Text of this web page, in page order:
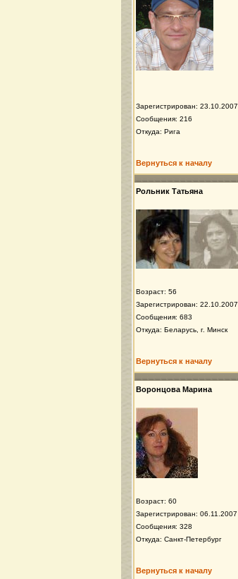
Зарегистрирован: 23.10.2007
Сообщения: 216
Откуда: Рига
Вернуться к началу
Рольник Татьяна
Возраст: 56
Зарегистрирован: 22.10.2007
Сообщения: 683
Откуда: Беларусь, г. Минск
Вернуться к началу
Воронцова Марина
Возраст: 60
Зарегистрирован: 06.11.2007
Сообщения: 328
Откуда: Санкт-Петербург
Вернуться к началу